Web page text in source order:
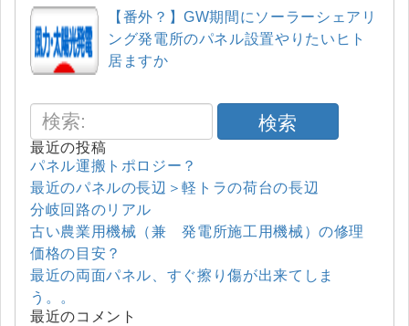
【番外？】GW期間にソーラーシェアリ
ング発電所のパネル設置やりたいヒト
居ますか
検索
最近の投稿
パネル運搬トポロジー？
最近のパネルの長辺＞軽トラの荷台の長辺
分岐回路のリアル
古い農業用機械（兼 発電所施工用機械）の修理
価格の目安？
最近の両面パネル、すぐ擦り傷が出来てしま
う。。
最近のコメント